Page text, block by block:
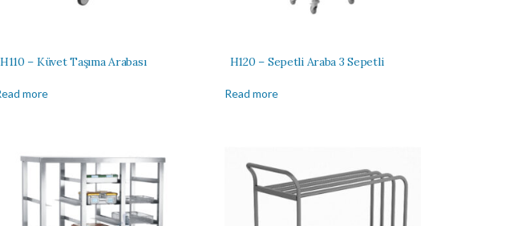
H110 – Küvet Taşıma Arabası
more
H120 – Sepetli Araba 3 Sepetli
Read more